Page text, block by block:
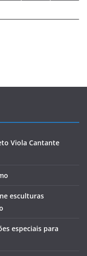
Viola Cantante
esculturas
especiais para